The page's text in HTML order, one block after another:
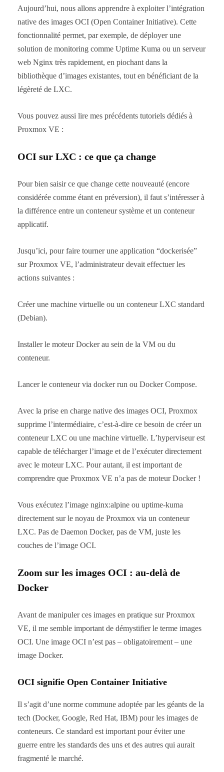
Aujourd’hui, nous allons apprendre à exploiter l’intégration
native des images OCI (Open Container Initiative). Cette
fonctionnalité permet, par exemple, de déployer une
solution de monitoring comme Uptime Kuma ou un serveur
web Nginx très rapidement, en piochant dans la
bibliothèque d’images existantes, tout en bénéficiant de la
légèreté de LXC.
Vous pouvez aussi lire mes précédents tutoriels dédiés à
Proxmox VE :
OCI sur LXC : ce que ça change
Pour bien saisir ce que change cette nouveauté (encore
considérée comme étant en préversion), il faut s’intéresser à
la différence entre un conteneur système et un conteneur
applicatif.
Jusqu’ici, pour faire tourner une application “dockerisée”
sur Proxmox VE, l’administrateur devait effectuer les
actions suivantes :
Créer une machine virtuelle ou un conteneur LXC standard
(Debian).
Installer le moteur Docker au sein de la VM ou du
conteneur.
Lancer le conteneur via docker run ou Docker Compose.
Avec la prise en charge native des images OCI, Proxmox
supprime l’intermédiaire, c’est-à-dire ce besoin de créer un
conteneur LXC ou une machine virtuelle. L’hyperviseur est
capable de télécharger l’image et de l’exécuter directement
avec le moteur LXC. Pour autant, il est important de
comprendre que Proxmox VE n’a pas de moteur Docker !
Vous exécutez l’image nginx:alpine ou uptime-kuma
directement sur le noyau de Proxmox via un conteneur
LXC. Pas de Daemon Docker, pas de VM, juste les
couches de l’image OCI.
Zoom sur les images OCI : au-delà de
Docker
Avant de manipuler ces images en pratique sur Proxmox
VE, il me semble important de démystifier le terme images
OCI. Une image OCI n’est pas – obligatoirement – une
image Docker.
OCI signifie Open Container Initiative
Il s’agit d’une norme commune adoptée par les géants de la
tech (Docker, Google, Red Hat, IBM) pour les images de
conteneurs. Ce standard est important pour éviter une
guerre entre les standards des uns et des autres qui aurait
fragmenté le marché.